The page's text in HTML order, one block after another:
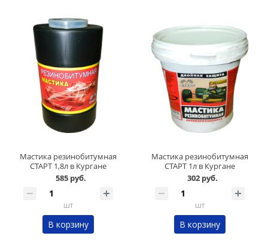
Мастика резинобитумная
СТАРТ 1,8л в Кургане
585 руб.
шт
В корзину
Мастика резинобитумная
СТАРТ 1л в Кургане
302 руб.
шт
В корзину